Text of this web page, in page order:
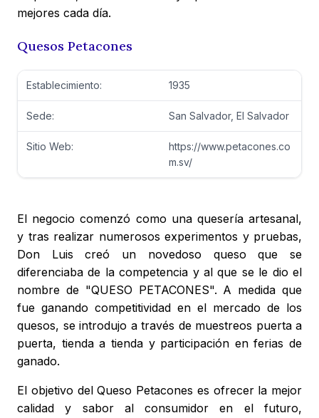
mejores cada día.
Quesos Petacones
Establecimiento: 1935
Sede: San Salvador, El Salvador
Sitio Web:
https://www.petacones.co
m.sv/
El negocio comenzó como una quesería artesanal,
y tras realizar numerosos experimentos y pruebas,
Don Luis creó un novedoso queso que se
diferenciaba de la competencia y al que se le dio el
nombre de "QUESO PETACONES". A medida que
fue ganando competitividad en el mercado de los
quesos, se introdujo a través de muestreos puerta a
puerta, tienda a tienda y participación en ferias de
ganado.
El objetivo del Queso Petacones es ofrecer la mejor
calidad y sabor al consumidor en el futuro,